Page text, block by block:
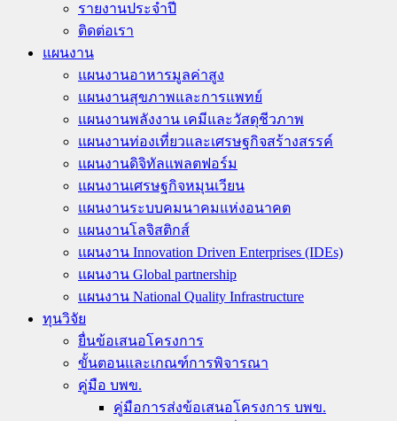
รายงานประจำปี
ติดต่อเรา
แผนงาน
แผนงานอาหารมูลค่าสูง
แผนงานสุขภาพและการแพทย์
แผนงานพลังงาน เคมีและวัสดุชีวภาพ
แผนงานท่องเที่ยวและเศรษฐกิจสร้างสรรค์
แผนงานดิจิทัลแพลตฟอร์ม
แผนงานเศรษฐกิจหมุนเวียน
แผนงานระบบคมนาคมแห่งอนาคต
แผนงานโลจิสติกส์
แผนงาน Innovation Driven Enterprises (IDEs)
แผนงาน Global partnership
แผนงาน National Quality Infrastructure
ทุนวิจัย
ยื่นข้อเสนอโครงการ
ขั้นตอนและเกณฑ์การพิจารณา
คู่มือ บพข.
คู่มือการส่งข้อเสนอโครงการ บพข.